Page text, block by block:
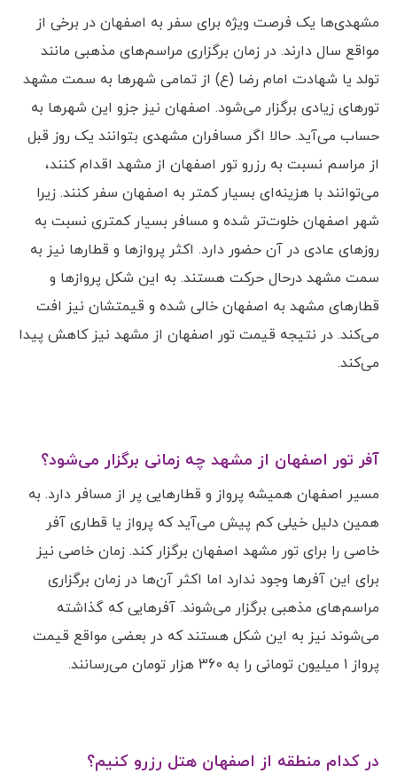
مشهدی‌ها یک فرصت ویژه برای سفر به اصفهان در برخی از
مواقع سال دارند. در زمان برگزاری مراسم‌های مذهبی مانند
تولد یا شهادت امام رضا (ع) از تمامی شهرها به سمت مشهد
تورهای زیادی برگزار می‌شود. اصفهان نیز جزو این شهرها به
حساب می‌آید. حالا اگر مسافران مشهدی بتوانند یک روز قبل
از مراسم نسبت به رزرو تور اصفهان از مشهد اقدام کنند،
می‌توانند با هزینه‌ای بسیار کمتر به اصفهان سفر کنند. زیرا
شهر اصفهان خلوت‌تر شده و مسافر بسیار کمتری نسبت به
روزهای عادی در آن حضور دارد. اکثر پروازها و قطارها نیز به
سمت مشهد درحال حرکت هستند. به این شکل پروازها و
قطارهای مشهد به اصفهان خالی شده و قیمتشان نیز افت
می‌کند. در نتیجه قیمت تور اصفهان از مشهد نیز کاهش پیدا
می‌کند.
آفر تور اصفهان از مشهد چه زمانی برگزار می‌شود؟
مسیر اصفهان همیشه پرواز و قطارهایی پر از مسافر دارد. به
همین دلیل خیلی کم پیش می‌آید که پرواز یا قطاری آفر
خاصی را برای تور مشهد اصفهان برگزار کند. زمان خاصی نیز
برای این آفرها وجود ندارد اما اکثر آن‌ها در زمان برگزاری
مراسم‌های مذهبی برگزار می‌شوند. آفرهایی که گذاشته
می‌شوند نیز به این شکل هستند که در بعضی مواقع قیمت
پرواز 1 میلیون تومانی را به 360 هزار تومان می‌رسانند.
در کدام منطقه از اصفهان هتل رزرو کنیم؟